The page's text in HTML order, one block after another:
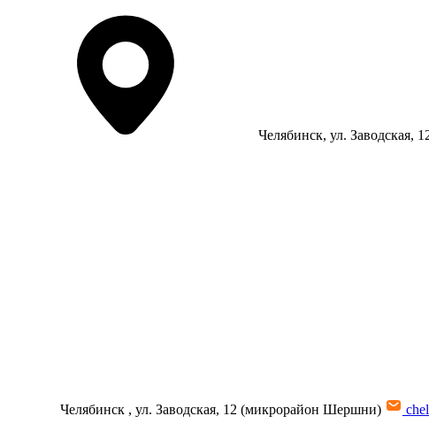
Челябинск, ул. Заводская,
Челябинск , ул. Заводская, 12 (микрорайон Шершни)